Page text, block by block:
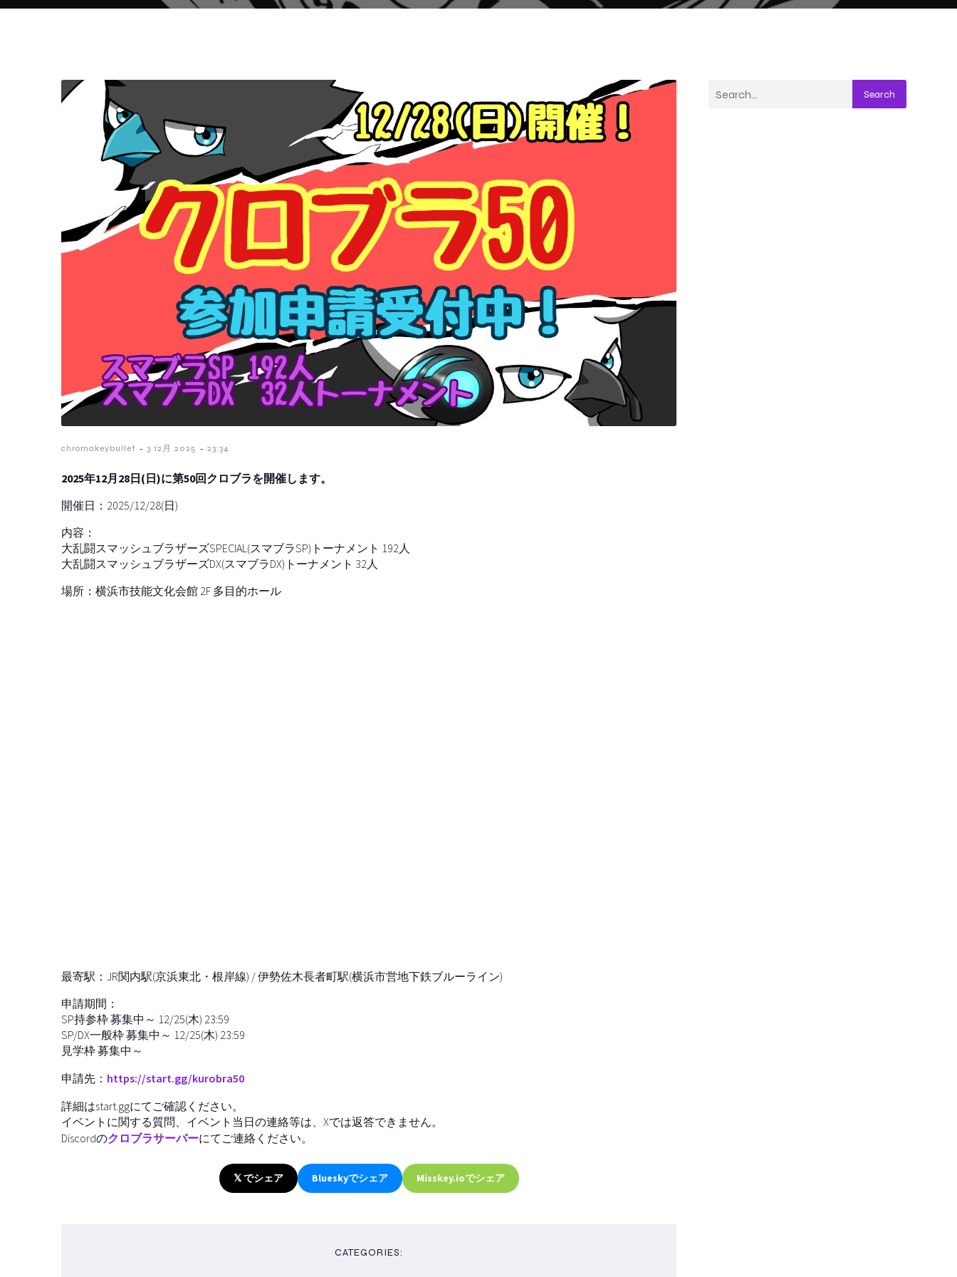
chromakeybullet - 3 12月 2025 - 23:34
2025年12月28日(日)に第50回クロブラを開催します。
開催日：2025/12/28(日)
内容：
大乱闘スマッシュブラザーズSPECIAL(スマブラSP)トーナメント 192人
大乱闘スマッシュブラザーズDX(スマブラDX)トーナメント 32人
場所：横浜市技能文化会館 2F 多目的ホール
最寄駅：JR関内駅(京浜東北・根岸線) / 伊勢佐木長者町駅(横浜市営地下鉄ブルーライン)
申請期間：
SP持参枠 募集中～ 12/25(木) 23:59
SP/DX一般枠 募集中～ 12/25(木) 23:59
見学枠 募集中～
申請先： https://start.gg/kurobra50
詳細はstart.ggにてご確認ください。
イベントに関する質問、イベント当日の連絡等は、Xでは返答できません。
Discordのクロブラサーバーにてご連絡ください。
𝕏 でシェア Blueskyでシェア Misskey.ioでシェア
CATEGORIES:
Search